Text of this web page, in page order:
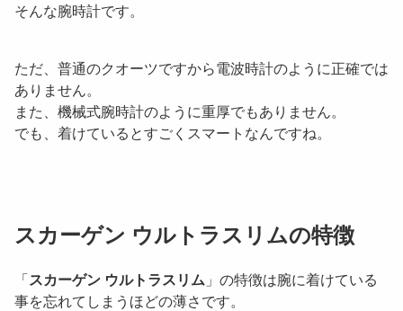
そんな腕時計です。
ただ、普通のクオーツですから電波時計のように正確では
ありません。
また、機械式腕時計のように重厚でもありません。
でも、着けているとすごくスマートなんですね。
スカーゲン ウルトラスリムの特徴
「スカーゲン ウルトラスリム 」の特徴は腕に着けている
事を忘れてしまうほどの薄さです。